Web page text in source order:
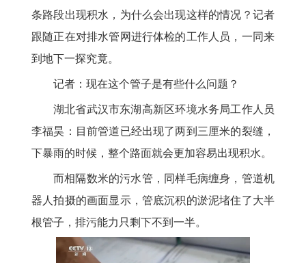
条路段出现积水，为什么会出现这样的情况？记者
跟随正在对排水管网进行体检的工作人员，一同来
到地下一探究竟。
记者：现在这个管子是有些什么问题？
湖北省武汉市东湖高新区环境水务局工作人员
李福昊：目前管道已经出现了两到三厘米的裂缝，
下暴雨的时候，整个路面就会更加容易出现积水。
而相隔数米的污水管，同样毛病缠身，管道机
器人拍摄的画面显示，管底沉积的淤泥堵住了大半
根管子，排污能力只剩下不到一半。